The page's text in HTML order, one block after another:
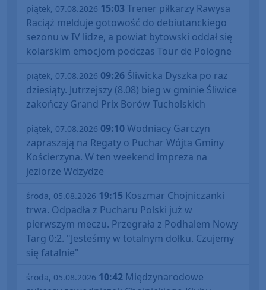
piątek, 07.08.2026 15:03Trener piłkarzy Rawysa
Raciąż melduje gotowość do debiutanckiego
sezonu w IV lidze, a powiat bytowski oddał się
kolarskim emocjom podczas Tour de Pologne
piątek, 07.08.2026 09:26 Śliwicka Dyszka po raz
dziesiąty. Jutrzejszy (8.08) bieg w gminie Śliwice
zakończy Grand Prix Borów Tucholskich
piątek, 07.08.2026 09:10Wodniacy Garczyn
zapraszają na Regaty o Puchar Wójta Gminy
Kościerzyna. W ten weekend impreza na
jeziorze Wdzydze
środa, 05.08.2026 19:15 Koszmar Chojniczanki
trwa. Odpadła z Pucharu Polski już w
pierwszym meczu. Przegrała z Podhalem Nowy
Targ 0:2. "Jesteśmy w totalnym dołku. Czujemy
się fatalnie"
środa, 05.08.2026 10:42 Międzynarodowe